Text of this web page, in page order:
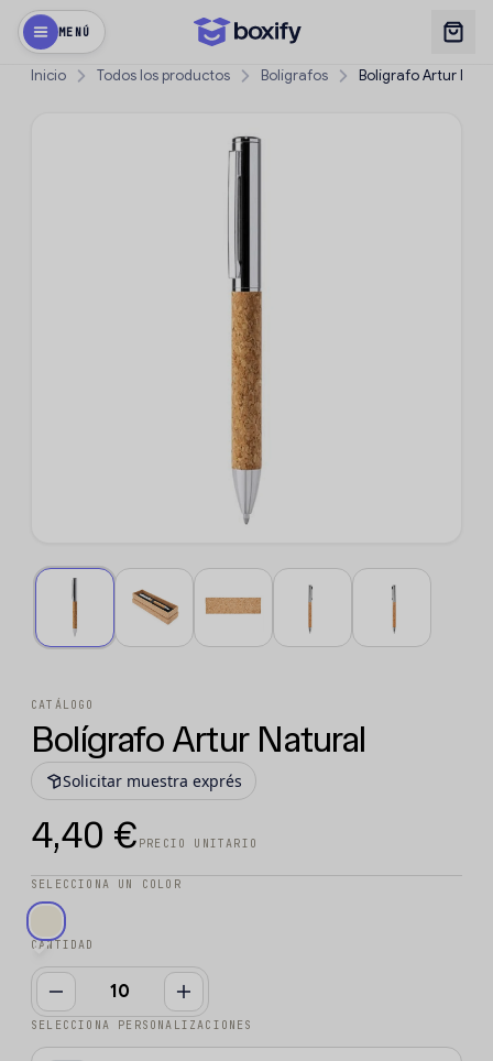
MENÚ
Inicio Todos los productos Bolígrafos Bolígrafo Artur
CATÁLOGO
Bolígrafo Artur Natural
Solicitar muestra exprés
4,40 € PRECIO UNITARIO
SELECCIONA UN COLOR
CANTIDAD
SELECCIONA PERSONALIZACIONES